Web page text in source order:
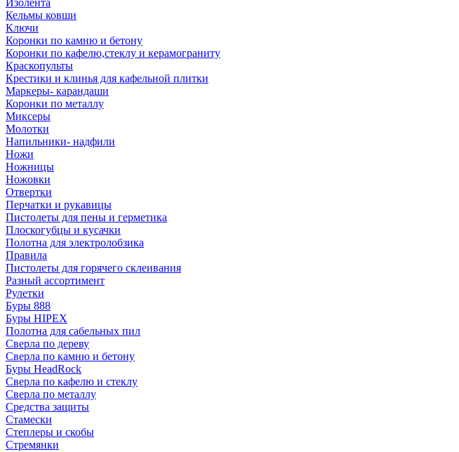
Изолента
Кельмы ковши
Ключи
Коронки по камню и бетону
Коронки по кафелю,стеклу и керамограниту
Краскопульты
Крестики и клинья для кафельной плитки
Маркеры- карандаши
Коронки по металлу
Миксеры
Молотки
Напильники- надфили
Ножи
Ножницы
Ножовки
Отвертки
Перчатки и рукавицы
Пистолеты для пены и герметика
Плоскогубцы и кусачки
Полотна для электролобзика
Правила
Пистолеты для горячего склеивания
Разный ассортимент
Рулетки
Буры 888
Буры HIPEX
Полотна для сабельных пил
Сверла по дереву
Сверла по камню и бетону
Буры HeadRock
Сверла по кафелю и стеклу
Сверла по металлу
Средства защиты
Стамески
Степлеры и скобы
Стремянки